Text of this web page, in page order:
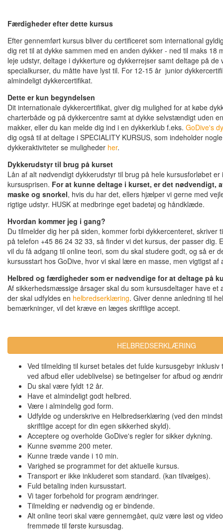
Færdigheder efter dette kursus
Efter gennemført kursus bliver du certificeret som international
dig ret til at dykke sammen med en anden dykker - ned til maks 18
leje udstyr, deltage i dykkerture og dykkerrejser samt deltage på de
specialkurser, du måtte have lyst til. For 12-15 år junior
almindeligt dykkercertifikat.
Dette er kun begyndelsen
Dit internationale dykkercertifikat, giver dig mulighed for at købe
charterbåde og på dykkercentre samt at dykke selvstændigt uden
makker, eller du kan melde dig ind i en dykkerklub f.eks. GoDive's
dig også til at deltage i SPECIALITY KURSUS, som indeholder
dykkeraktiviteter se muligheder her.
Dykkerudstyr til brug på kurset
Lån af alt nødvendigt dykkerudstyr til brug på hele kursusforløbet er
kursusprisen. For at kunne deltage i kurset, er det nødvendigt,
maske og snorkel, hvis du har det, ellers hjælper vi gerne med
rigtige udstyr. HUSK at medbringe eget badetøj og håndklæde.
Hvordan kommer jeg i gang?
Du tilmelder dig her på siden, kommer forbi dykkercenteret, skriver
på telefon +45 86 24 32 33, så finder vi det kursus, der passer dig.
vil du få adgang til online teori, som du skal studere godt, og så er
kursusstart hos GoDive, hvor vi skal lære en masse, men vigtigst af
Helbred og færdigheder som er nødvendige for at deltage på
Af sikkerhedsmæssige årsager skal du som kursusdeltager have et
der skal udfyldes en helbredserklæring. Giver denne anledning til
bemærkninger, vil det kræve en læges skriftlige accept.
HELBREDSERKLÆRING
Ved tilmelding til kurset betales det fulde kursusgebyr
ved afbud eller udeblivelse) se betingelser for afbud og
Du skal være fyldt 12 år.
Have et almindeligt godt helbred.
Være i almindelig god form.
Udfylde og underskrive en Helbredserklæring (ved den
skriftlige accept for din egen sikkerhed skyld).
Acceptere og overholde GoDive's regler for sikker dykning.
Kunne svømme 200 meter.
Kunne træde vande i 10 min.
Varighed se programmet for det aktuelle kursus.
Transport er ikke inkluderet som standard. (kan tilvælges).
Fuld betaling inden kursusstart.
Vi tager forbehold for program ændringer.
Tilmelding er nødvendig og er bindende.
Alt online teori skal være gennemgået, quiz være løst og
fremmøde til første kursusdag.